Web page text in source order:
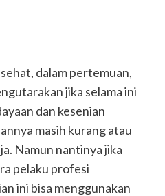
dalam pertemuan,
jika selama ini
dan kesenian
masih kurang atau
Namun nantinya jika
pelaku profesi
ini bisa menggunakan